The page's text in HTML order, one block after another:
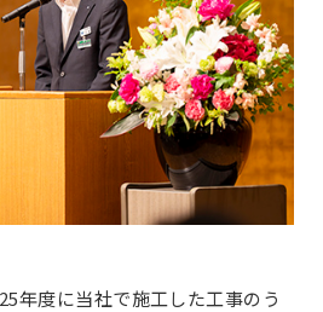
年度に当社で施工した工事のう